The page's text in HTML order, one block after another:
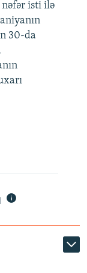
isti ilə
30-da